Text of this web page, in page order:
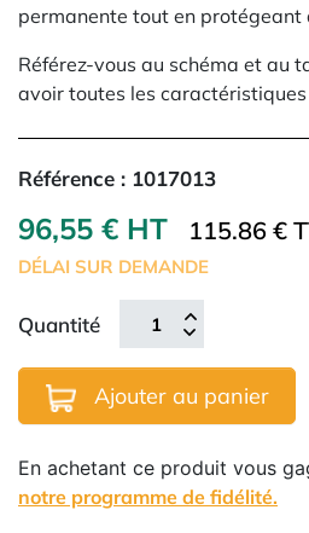
permanente tout en protégeant
Référez-vous au schéma et au
avoir toutes les
Référence : 1017013
96,55 € HT 115.86 €
DÉLAI SUR DEMANDE
Quantité
Ajouter au panier
En achetant ce produit vous
notre programme de fidélité.